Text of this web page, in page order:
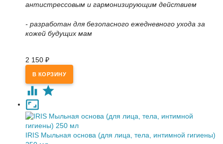
антистрессовым и гармонизирующим действием
- разработан для безопасного ежедневного ухода за
кожей будущих мам
2 150 ₽
IRIS Мыльная основа (для лица, тела, интимной гигиены)